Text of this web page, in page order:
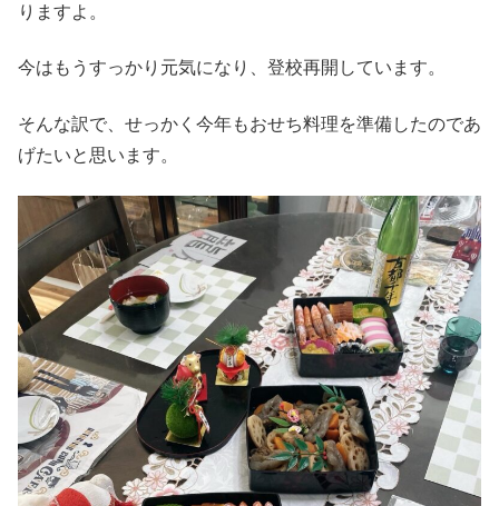
りますよ。
今はもうすっかり元気になり、登校再開しています。
そんな訳で、せっかく今年もおせち料理を準備したのであ
げたいと思います。